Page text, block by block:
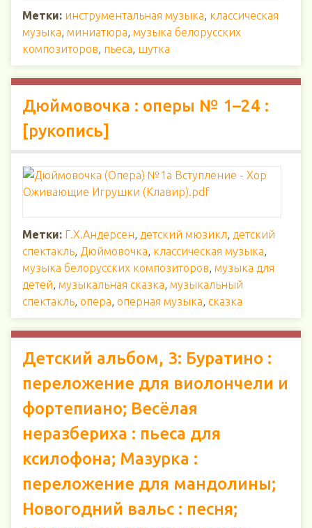
Метки: инструментальная музыка, классическая
музыка, миниатюра, музыка белорусских
композиторов, пьеса, шутка
Дюймовочка : оперы № 1–24 :
[рукопись]
Метки: Г.Х.Андерсен, детский мюзикл, детский
спектакль, Дюймовочка, классическая музыка,
музыка белорусских композиторов, музыка для
детей, музыкальная сказка, музыкальный
спектакль, опера, оперная музыка, сказка
Детский альбом, 3: Буратино :
переложение для виолончели и
фортепиано; Весёлая
неразбериха : пьеса для
ксилофона; Мазурка :
переложение для мандолины;
Новогодний вальс : песня;